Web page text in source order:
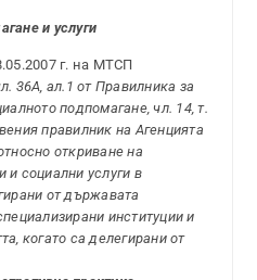
и услуги
г. на МТСП
36А, ал.1 от Правилника за
подпомагане, чл. 14, т.
правилник на Агенцията
откриване на
и социални услуги в
от държавата
институции и
когато са делегирани от